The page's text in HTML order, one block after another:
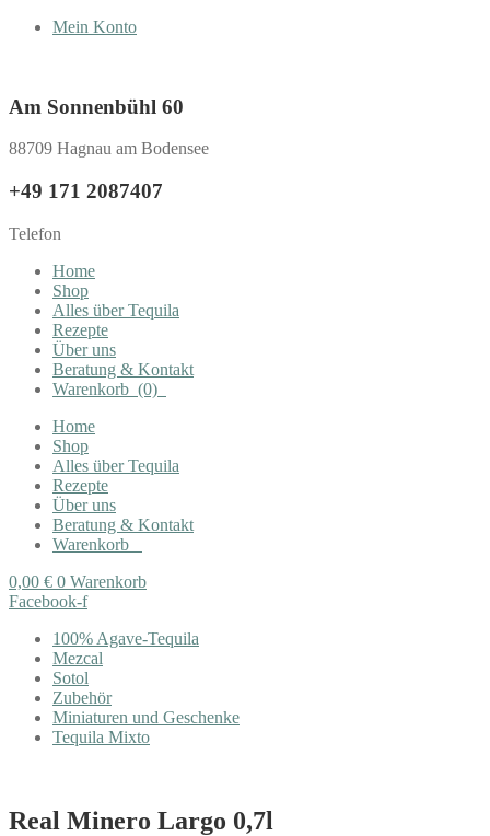
Mein Konto
Am Sonnenbühl 60
88709 Hagnau am Bodensee
+49 171 2087407
Telefon
Home
Shop
Alles über Tequila
Rezepte
Über uns
Beratung & Kontakt
Warenkorb (0)
Home
Shop
Alles über Tequila
Rezepte
Über uns
Beratung & Kontakt
Warenkorb
0,00 € 0 Warenkorb
Facebook-f
100% Agave-Tequila
Mezcal
Sotol
Zubehör
Miniaturen und Geschenke
Tequila Mixto
Real Minero Largo 0,7l